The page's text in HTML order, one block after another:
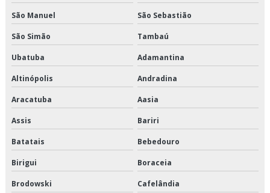
Transportadora de produtos refrigerados
Transportadora fracionado
Transportadora fracionado são paulo
Transportadora fracionado sp
Transporte de alimentos
Transporte de alimentos congelados
Transporte de alimentos perecíveis
São Manuel São Sebastião
São Simão Tambaú
Ubatuba Adamantina
Altinópolis Andradina
Aracatuba Aasia
Assis Bariri
Batatais Bebedouro
Birigui Boraceia
Brodowski Cafelândia